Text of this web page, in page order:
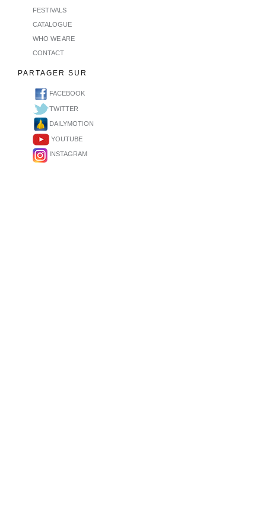
FESTIVALS
CATALOGUE
WHO WE ARE
CONTACT
PARTAGER SUR
FACEBOOK
TWITTER
DAILYMOTION
YOUTUBE
INSTAGRAM